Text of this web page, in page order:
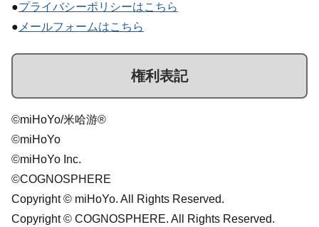
●プライバシーポリシーはこちら
●メールフォームはこちら
権利表記
©miHoYo/米哈游®
©miHoYo
©miHoYo Inc.
©COGNOSPHERE
Copyright © miHoYo. All Rights Reserved.
Copyright © COGNOSPHERE. All Rights Reserved.